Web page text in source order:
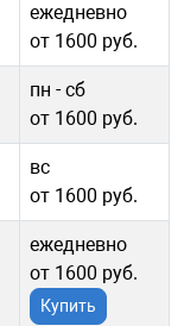
ежедневно
от 1600 руб.
пн - cб
от 1600 руб.
вс
от 1600 руб.
ежедневно
от 1600 руб.
Купить